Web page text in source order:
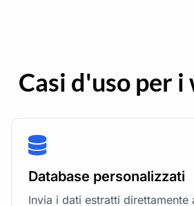
Casi d'uso per
Database personalizzati
Invia i dati estratti direttamente